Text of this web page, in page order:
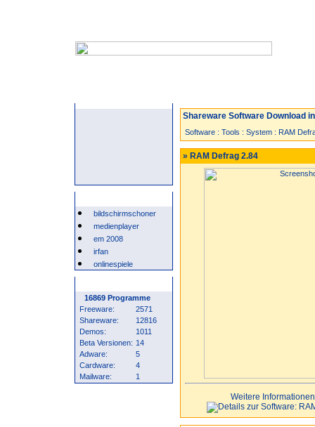
bildschirmschoner
medienplayer
em 2008
irfan
onlinespiele
16869 Programme
Freeware:
2571
Shareware:
12816
Demos:
1011
Beta Versionen: 14
Adware:
5
Cardware:
4
Mailware:
1
Shareware Software Download
Software : Tools : System : RAM
» RAM Defrag 2.84
Weitere